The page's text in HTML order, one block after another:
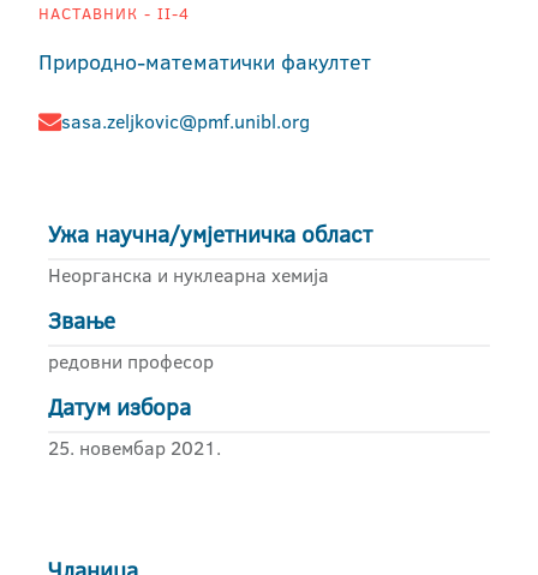
НАСТАВНИК - II-4
Природно-математички факултет
sasa.zeljkovic@pmf.unibl.org
Ужа научна/умјетничка област
Неорганска и нуклеарна хемија
Звање
редовни професор
Датум избора
25. новембар 2021.